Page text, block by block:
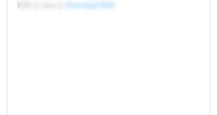
PDF to view it:
Download PDF